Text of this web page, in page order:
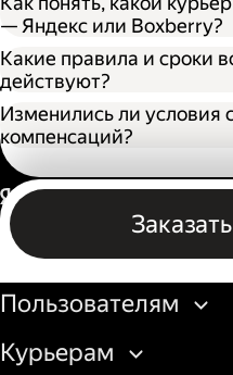
— Яндекс или Boxberry?
Какие правила и сроки
действуют?
Изменились ли условия
компенсаций?
Бизнесу
Пользователям
Курьерам